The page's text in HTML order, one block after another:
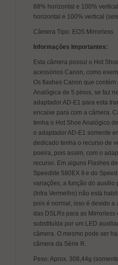
88% horizontal e 100%
horizontal e 100% vertical
Câmera Tipo: EOS Mirrorless
Informações Importantes:
Esta câmera possui o Hot
acessórios Canon, como
Os flashes Canon que
Analógica de 5 pinos, se faz
adaptador AD-E1 para esta
encaixe para com a câmera.
tenha o Hot Shoe Analógico
o adaptador AD-E1 somente
dedicado tenha o recurso de
poeira, pois assim, com o
recurso. Em alguns Flashes
Speedlite 580EX II e do
variações, a função do auxílio
(Infra Vermelho) não está
pois é normal, isso é devido
das DSLRs para as Mirrorless
substituída por um LED
câmera. O mesmo pode ser
câmera da Série R.
Peso: Aprox. 308,44g